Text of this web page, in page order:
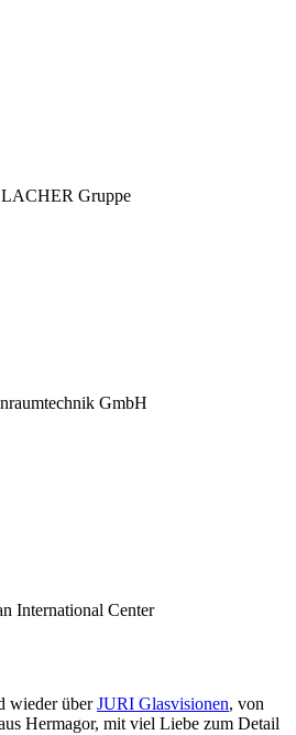
Gruppe
GmbH
International Center
wieder überJURI Glasvisionen, von
Hermagor, mit viel Liebe zum Detail